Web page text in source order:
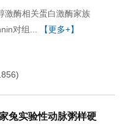
激酶相关蛋白激酶家族
对组...
【更多+】
)
兔实验性动脉粥样硬